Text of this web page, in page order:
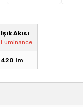
Işık Akısı
Luminance
420 lm